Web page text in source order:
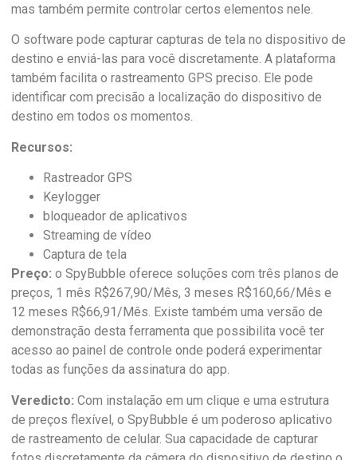
mas também permite controlar certos elementos nele.
O software pode capturar capturas de tela no dispositivo de
destino e enviá-las para você discretamente. A plataforma
também facilita o rastreamento GPS preciso. Ele pode
identificar com precisão a localização do dispositivo de
destino em todos os momentos.
Recursos:
Rastreador GPS
Keylogger
bloqueador de aplicativos
Streaming de vídeo
Captura de tela
Preço: o SpyBubble oferece soluções com três planos de
preços, 1 mês R$267,90/Mês, 3 meses R$160,66/Mês e
12 meses R$66,91/Mês. Existe também uma versão de
demonstração desta ferramenta que possibilita você ter
acesso ao painel de controle onde poderá experimentar
todas as funções da assinatura do app.
Veredicto: Com instalação em um clique e uma estrutura
de preços flexível, o SpyBubble é um poderoso aplicativo
de rastreamento de celular. Sua capacidade de capturar